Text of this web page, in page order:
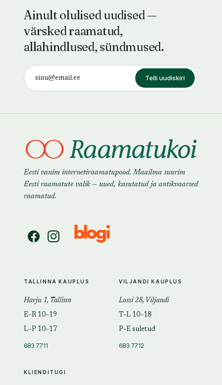
Ainult olulised uudised —
värsked raamatud,
allahindlused, sündmused.
Telli uudiskiri
Eesti vanim internetiraamatupood. Maailma suurim
Eesti raamatute valik — uued, kasutatud ja antikvaarsed
raamatud.
KLIENDITUGI
TALLINNA KAUPLUS
Harju 1, Tallinn
E–R 10–19
L–P 10–17
683 7711
VILJANDI KAUPLUS
Lossi 28, Viljandi
T–L 10–18
P–E suletud
683 7712